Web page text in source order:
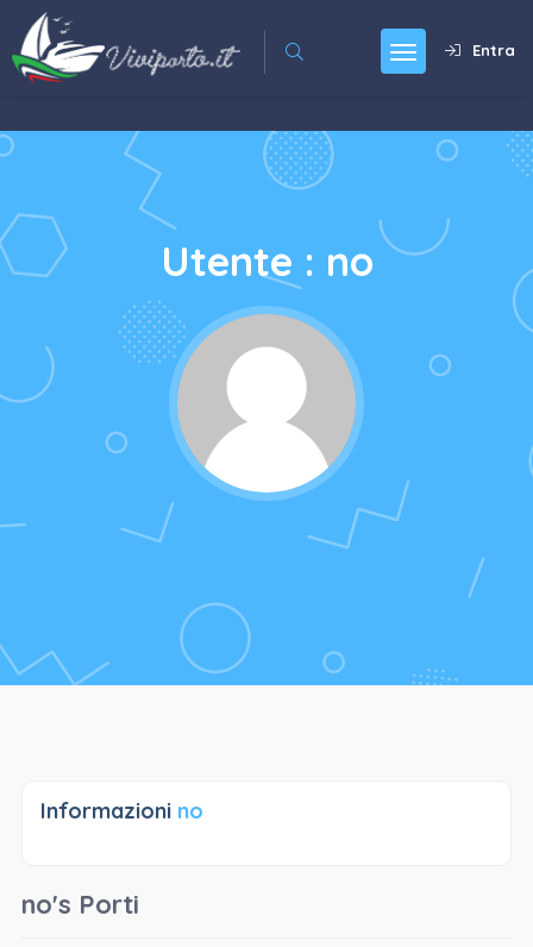
Entra
Utente : no
Informazioni no
no's Porti